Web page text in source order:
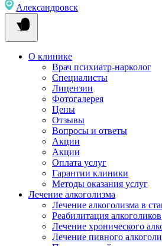
Александровск
О клинике
Врач психиатр-нарколог
Специалисты
Лицензии
Фотогалерея
Цены
Отзывы
Вопросы и ответы
Акции
Акции
Оплата услуг
Гарантии клиники
Методы оказания услуг
Лечение алкоголизма
Лечение алкоголизма в
Реабилитация алкоголиков
Лечение хронического
Лечение пивного